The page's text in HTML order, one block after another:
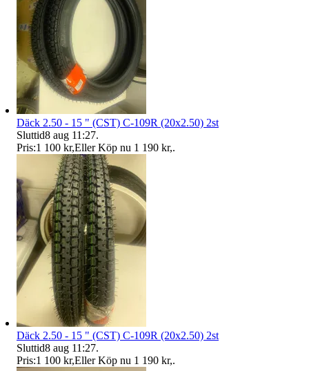
Däck 2.50 - 15 " (CST) C-109R (20x2.50) 2st
Sluttid8 aug 11:27.
Pris:1 100 kr,Eller Köp nu 1 190 kr,.
Däck 2.50 - 15 " (CST) C-109R (20x2.50) 2st
Sluttid8 aug 11:27.
Pris:1 100 kr,Eller Köp nu 1 190 kr,.